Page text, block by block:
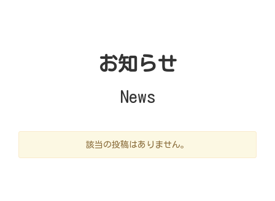
お知らせ
News
該当の投稿はありません。